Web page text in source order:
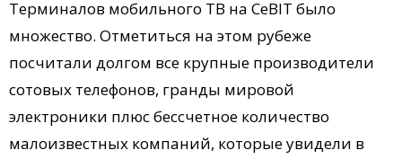
Терминалов мобильного ТВ на CeBIT было
множество. Отметиться на этом рубеже
посчитали долгом все крупные производители
сотовых телефонов, гранды мировой
электроники плюс бессчетное количество
малоизвестных компаний, которые увидели в